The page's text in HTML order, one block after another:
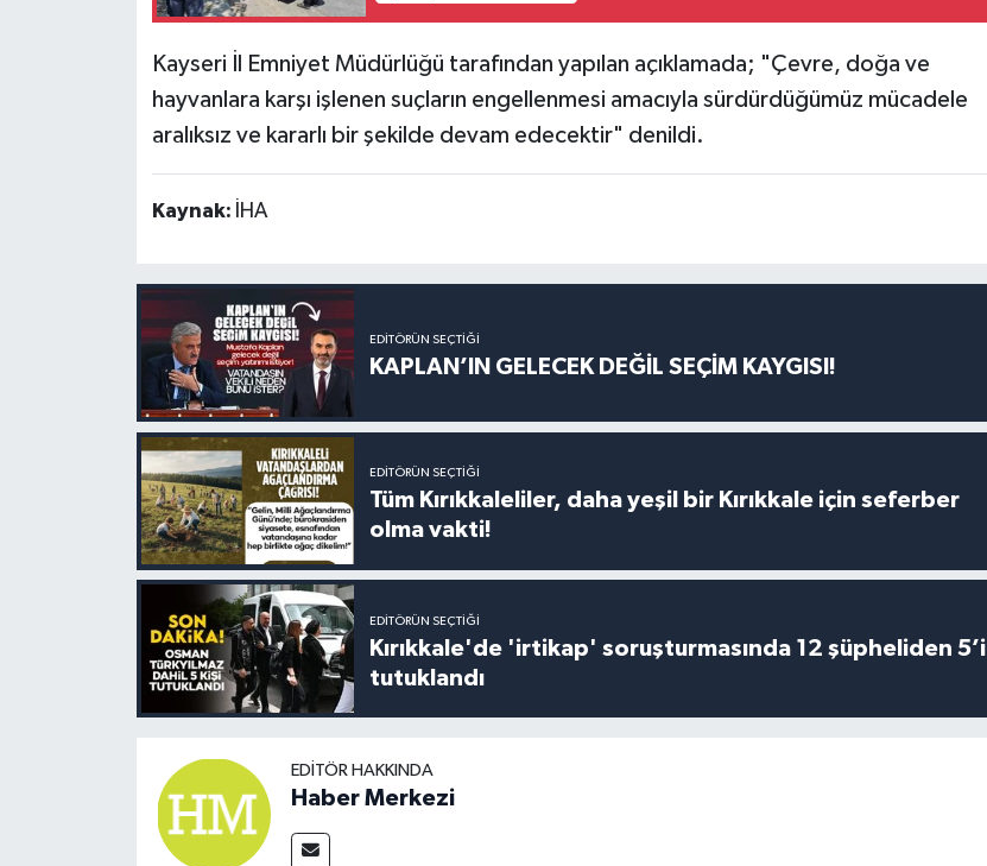
Kayseri İl Emniyet Müdürlüğü tarafından yapılan açıklamada; "Çevre, doğa ve
hayvanlara karşı işlenen suçların engellenmesi amacıyla sürdürdüğümüz mücadele
aralıksız ve kararlı bir şekilde devam edecektir" denildi.
Kaynak: İHA
EDITÖRÜN SEÇTIĞI
KAPLAN’IN GELECEK DEĞİL SEÇİM KAYGISI!
EDITÖRÜN SEÇTIĞI
Tüm Kırıkkaleliler, daha yeşil bir Kırıkkale için seferber
olma vakti!
EDITÖRÜN SEÇTIĞI
Kırıkkale'de 'irtikap' soruşturmasında 12 şüpheliden 5’i
tutuklandı
EDITÖR HAKKINDA
Haber Merkezi